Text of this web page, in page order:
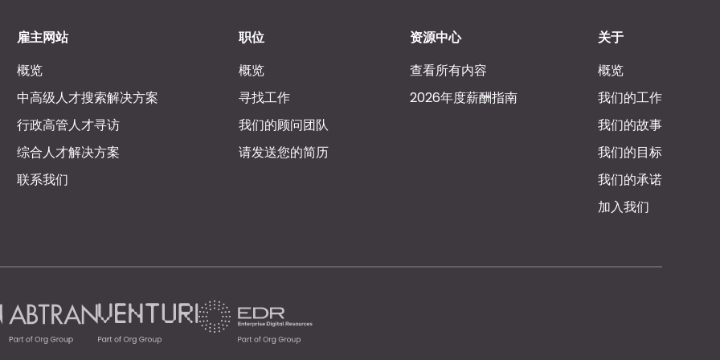
雇主网站
概览
中高级人才搜索解决方案
行政高管人才寻访
综合人才解决方案
联系我们
职位
概览
寻找工作
我们的顾问团队
请发送您的简历
资源中心
查看所有内容
2026年度薪酬指南
关于
概览
我们的工作
我们的故事
我们的目标
我们的承诺
加入我们